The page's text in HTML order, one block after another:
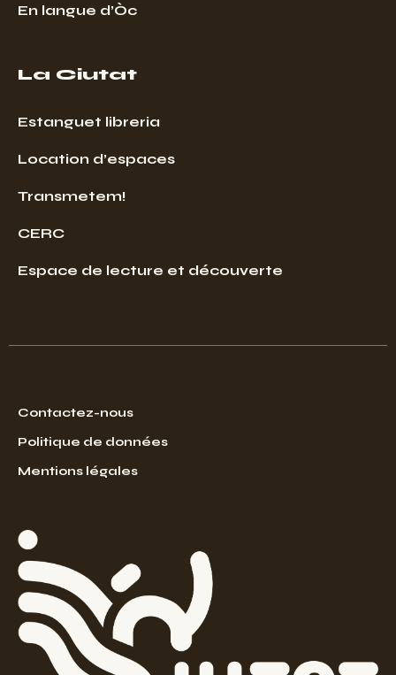
En langue d’Òc
La Ciutat
Estanguet libreria
Location d’espaces
Transmetem!
CERC
Espace de lecture et découverte
Contactez-nous
Politique de données
Mentions légales